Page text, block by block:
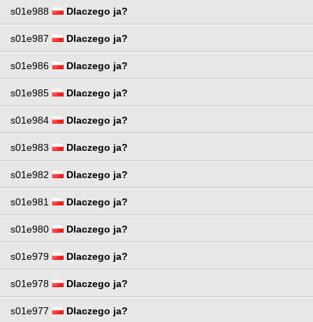
s01e988 Dlaczego ja?
s01e987 Dlaczego ja?
s01e986 Dlaczego ja?
s01e985 Dlaczego ja?
s01e984 Dlaczego ja?
s01e983 Dlaczego ja?
s01e982 Dlaczego ja?
s01e981 Dlaczego ja?
s01e980 Dlaczego ja?
s01e979 Dlaczego ja?
s01e978 Dlaczego ja?
s01e977 Dlaczego ja?